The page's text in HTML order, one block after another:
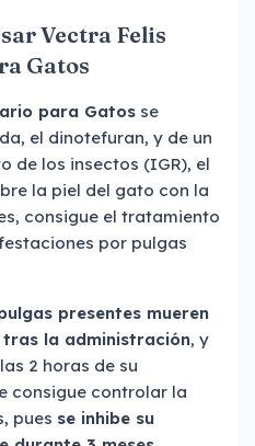
Vectra Felis
Gatos
para Gatos se
el dinotefuran, y de un
de los insectos (IGR), el
la piel del gato con la
consigue el tratamiento
por pulgas
presentes mueren
tras la administración, y
2 horas de su
consigue controlar la
pues se inhibe su